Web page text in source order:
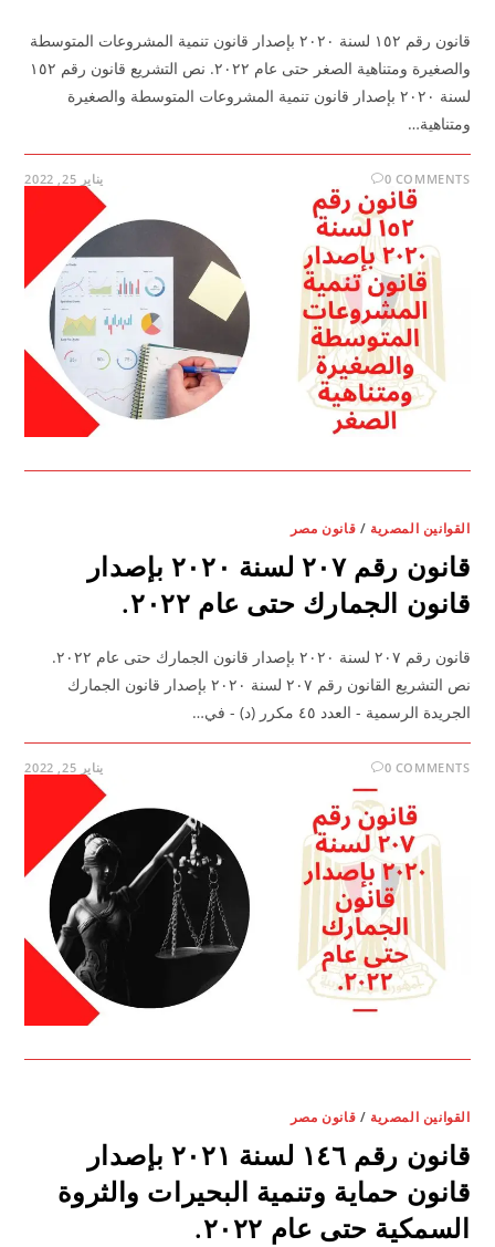
قانون رقم ١٥٢ لسنة ٢٠٢٠ بإصدار قانون تنمية المشروعات المتوسطة
والصغيرة ومتناهية الصغر حتى عام ٢٠٢٢. نص التشريع قانون رقم ١٥٢
لسنة ٢٠٢٠ بإصدار قانون تنمية المشروعات المتوسطة والصغيرة
ومتناهية…
0 COMMENTS يناير 25, 2022
القوانين المصرية / قانون مصر
قانون رقم ٢٠٧ لسنة ٢٠٢٠ بإصدار
قانون الجمارك حتى عام ٢٠٢٢.
قانون رقم ٢٠٧ لسنة ٢٠٢٠ بإصدار قانون الجمارك حتى عام ٢٠٢٢.
نص التشريع القانون رقم ٢٠٧ لسنة ٢٠٢٠ بإصدار قانون الجمارك
الجريدة الرسمية - العدد ٤٥ مكرر (د) - في…
0 COMMENTS يناير 25, 2022
القوانين المصرية / قانون مصر
قانون رقم ١٤٦ لسنة ٢٠٢١ بإصدار
قانون حماية وتنمية البحيرات والثروة
السمكية حتى عام ٢٠٢٢.